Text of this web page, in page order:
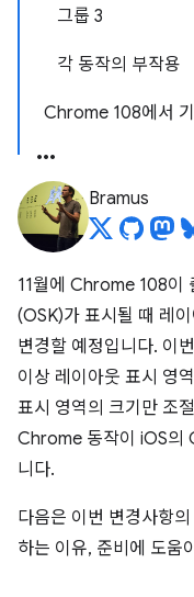
그룹 3
각 동작의 부작용
Chrome 108에서
Bramus
11월에 Chrome 108이
(OSK)가 표시될 때 레
변경할 예정입니다. 이
이상 레이아웃 표시 영
표시 영역의 크기만 조
Chrome 동작이 iOS의
니다.
다음은 이번 변경사항
하는 이유, 준비에 도움